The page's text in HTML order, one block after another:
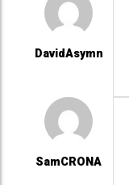
DavidAsymn
SamCRONA